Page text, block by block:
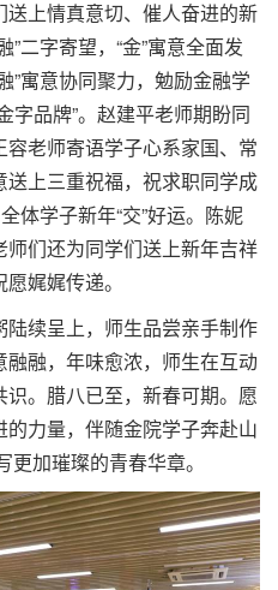
上情真意切、催人奋进的新
二字寄望，“金”寓意全面发
”寓意协同聚力，勉励金融学
字品牌”。赵建平老师期盼同
老师寄语学子心系家国、常
上三重祝福，祝求职同学成
体学子新年“交”好运。陈妮
们还为同学们送上新年吉祥
娓娓传递。
续呈上，师生品尝亲手制作
融，年味愈浓，师生在互动
。腊八已至，新春可期。愿
力量，伴随金院学子奔赴山
加璀璨的青春华章。